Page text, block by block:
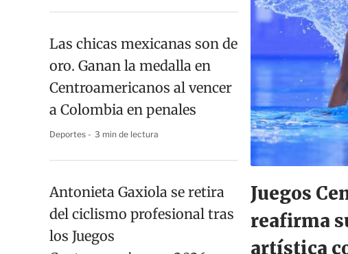
Las chicas mexicanas son de
oro. Ganan la medalla en
Centroamericanos al vencer
a Colombia en penales
Deportes 3 min de lectura
Antonieta Gaxiola se retira
del ciclismo profesional tras
los Juegos
Juegos
reafirma
artística